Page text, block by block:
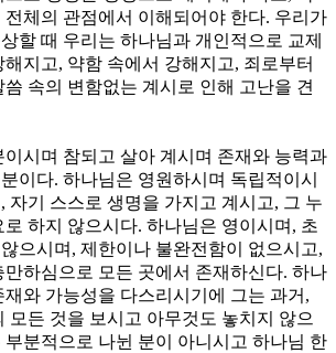
체의 관점에서 이해되어야 한다. 우리가
할 때 우리는 하나님과 개인적으로 교제
지고, 약함 속에서 강해지고, 죄로부터
속의 변함없는 계시로 인해 고난을 견
시며 참되고 살아 계시며 존재와 능력과
이다. 하나님은 영원하시며 독립적이시
자기 스스로 생명을 가지고 계시고, 그 누
하지 않으시다. 하나님은 영이시며, 초
으시며, 제한이나 불완전함이 없으시고,
하심으로 모든 곳에서 존재하신다. 하나
와 가능성을 다스리시기에 그는 과거,
모든 것을 보시고 아무것도 놓치지 않으
분적으로 나뉜 분이 아니시고 하나님 한